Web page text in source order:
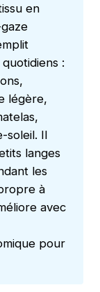
en
:
légère,
soleil. Il
langes
les
à
avec
pour